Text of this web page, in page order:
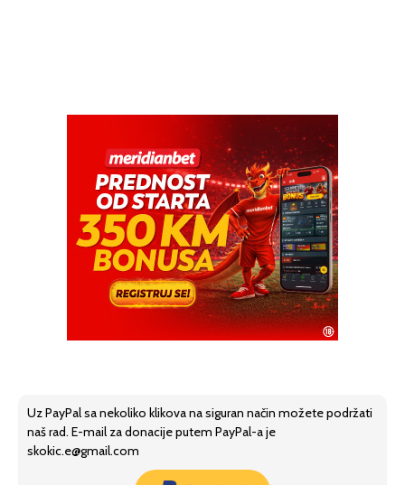
Uz PayPal sa nekoliko klikova na siguran način možete podržati
naš rad. E-mail za donacije putem PayPal-a je
skokic.e@gmail.com